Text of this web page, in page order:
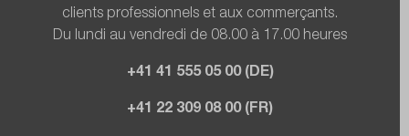
clients professionnels et aux commerçants.
Du lundi au vendredi de 08.00 à 17.00 heures
+41 41 555 05 00 (DE)
+41 22 309 08 00 (FR)